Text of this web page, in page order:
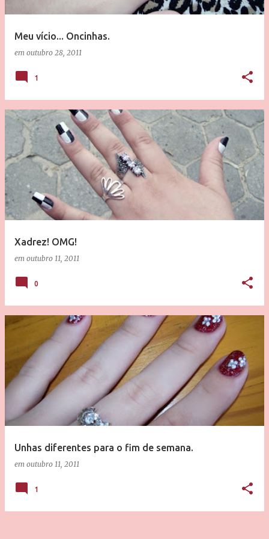
Meu vício... Oncinhas.
em outubro 28, 2011
1
Xadrez! OMG!
em outubro 11, 2011
0
Unhas diferentes para o fim de semana.
em outubro 11, 2011
1